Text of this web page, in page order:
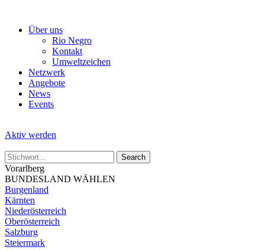
Über uns
Rio Negro
Kontakt
Umweltzeichen
Netzwerk
Angebote
News
Events
Aktiv werden
Vorarlberg
BUNDESLAND WÄHLEN
Burgenland
Kärnten
Niederösterreich
Oberösterreich
Salzburg
Steiermark